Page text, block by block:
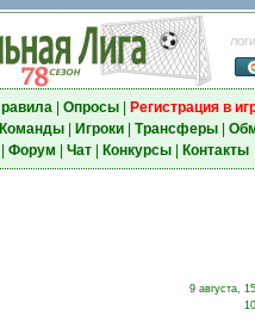
| Опросы| Регистрация в
Команды| Игроки| Трансферы|
Форум Чат| Конкурсы| Контакты
9 августа,